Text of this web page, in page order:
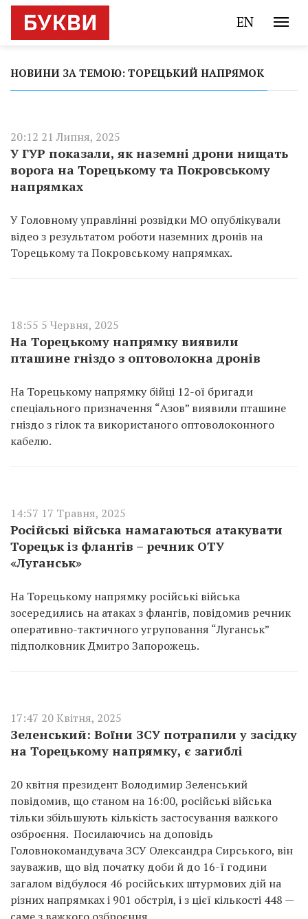
EN
НОВИНИ ЗА ТЕМОЮ: ТОРЕЦЬКИЙ НАПРЯМОК
20:12 21 Липня, 2025
У ГУР показали, як наземні дрони нищать
ворога на Торецькому та Покровському
напрямках
У Головному управлінні розвідки МО опублікували
відео з результатом роботи наземних дронів на
Торецькому та Покровському напрямках.
18:55 5 Червня, 2025
На Торецькому напрямку виявили
пташине гніздо з оптоволокна дронів
На Торецькому напрямку бійці 12-ої бригади
спеціального призначення “Азов” виявили пташине
гніздо з гілок та використаного оптоволоконного
кабелю.
14:57 17 Травня, 2025
Російські війська намагаються атакувати
Торецьк із флангів – речник ОТУ
«Луганськ»
На Торецькому напрямку російські війська
зосередились на атаках з флангів, повідомив речник
оперативно-тактичного угруповання “Луганськ”
підполковник Дмитро Запорожець.
17:47 20 Квітня, 2025
Зеленський: Воїни ЗСУ потрапили у засідку
на Торецькому напрямку, є загиблі
20 квітня президент Володимир Зеленський
повідомив, що станом на 16:00, російські війська
тільки збільшують кількість застосування важкого
озброєння. Посилаючись на доповідь
Головнокомандувача ЗСУ Олександра Сирського, він
зауважив, що від початку доби й до 16-ї години
загалом відбулося 46 російських штурмових дій на
різних напрямках і 901 обстріл, і з цієї кількості 448 —